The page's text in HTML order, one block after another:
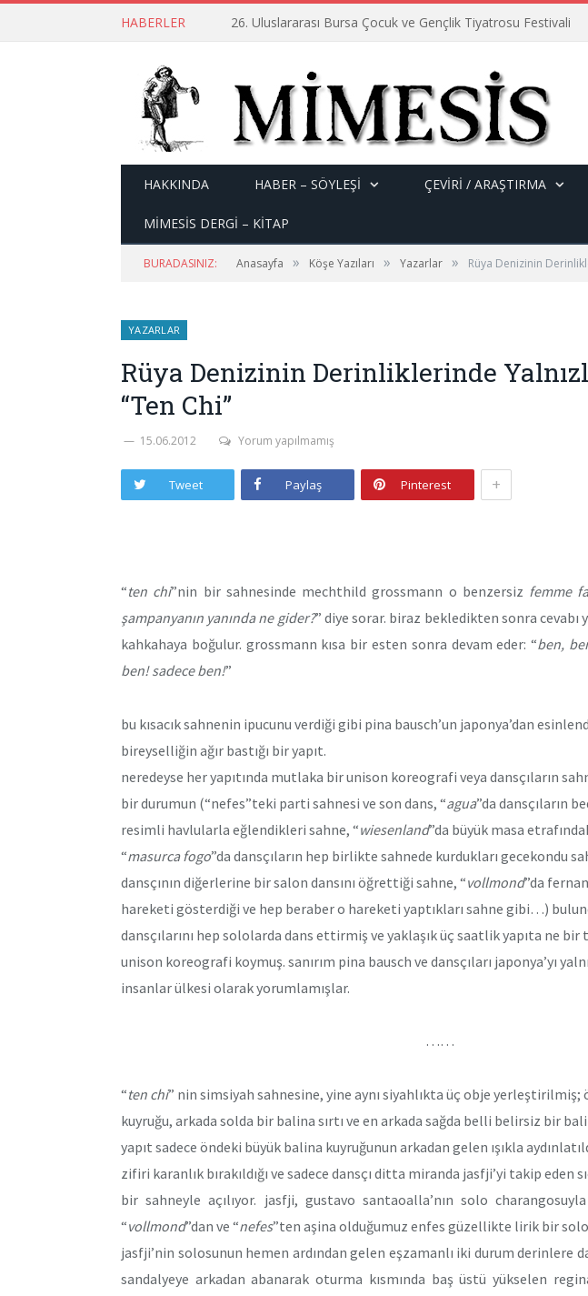
HABERLER 26. Uluslararası Bursa Çocuk ve Gençlik Tiyatrosu Festivali
HAKKINDA HABER – SÖYLEŞI ÇEVİRİ / ARAŞTIRMA
MİMESİS DERGİ – KİTAP
BURADASINIZ: Anasayfa » Köşe Yazıları » Yazarlar » Rüya Denizinin
YAZARLAR
Rüya Denizinin Derinliklerinde
“Ten Chi”
15.06.2012 Yorum yapılmamış
Tweet Paylaş Pinterest +
“ten chi”nin bir sahnesinde mechthild grossmann o benzersiz femme
şampanyanın yanında ne gider?” diye sorar. biraz bekledikten sonra cevabı
kahkahaya boğulur. grossmann kısa bir esten sonra devam eder: “ben,
ben! sadece ben!”
bu kısacık sahnenin ipucunu verdiği gibi pina bausch’un japonya’dan
bireyselliğin ağır bastığı bir yapıt.
neredeyse her yapıtında mutlaka bir unison koreografi veya dansçıların
bir durumun (“nefes”teki parti sahnesi ve son dans, “agua”da dansçıların
resimli havlularla eğlendikleri sahne, “wiesenland”da büyük masa
“masurca fogo”da dansçıların hep birlikte sahnede kurdukları gecekondu
dansçının diğerlerine bir salon dansını öğrettiği sahne, “vollmond”da
hareketi gösterdiği ve hep beraber o hareketi yaptıkları sahne gibi…)
dansçılarını hep sololarda dans ettirmiş ve yaklaşık üç saatlik yapıta ne
unison koreografi koymuş. sanırım pina bausch ve dansçıları japonya’yı
insanlar ülkesi olarak yorumlamışlar.
……
“ten chi” nin simsiyah sahnesine, yine aynı siyahlıkta üç obje yerleştirilmiş;
kuyruğu, arkada solda bir balina sırtı ve en arkada sağda belli belirsiz bir
yapıt sadece öndeki büyük balina kuyruğunun arkadan gelen ışıkla
zifiri karanlık bırakıldığı ve sadece dansçı ditta miranda jasfji’yi takip eden
bir sahneyle açılıyor. jasfji, gustavo santaoalla’nın solo charangosuyla
“vollmond”dan ve “nefes”ten aşina olduğumuz enfes güzellikte lirik bir
jasfji’nin solosunun hemen ardından gelen eşzamanlı iki durum derinlere
sandalyeye arkadan abanarak oturma kısmında baş üstü yükselen